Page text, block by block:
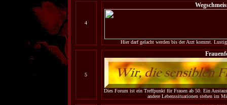
4
Hier darf gelacht werden bis der Arzt kommt.
5
Dies Forum ist ein Treffpunkt für Frauen ab 50. Ein
andere Lebenssituationen stehen im